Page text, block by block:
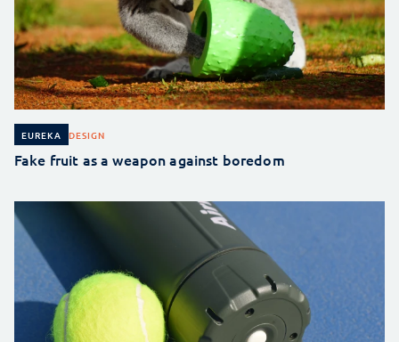
EUREKA DESIGN
Fake fruit as a weapon against boredom